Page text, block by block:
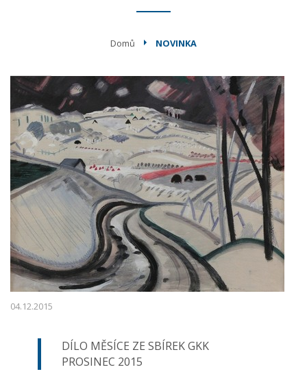
Domů NOVINKA
04.12.2015
DÍLO MĚSÍCE ZE SBÍREK GKK
PROSINEC 2015